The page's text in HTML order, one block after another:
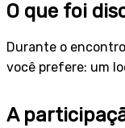
O que foi
Durante o
você prefere: um
A